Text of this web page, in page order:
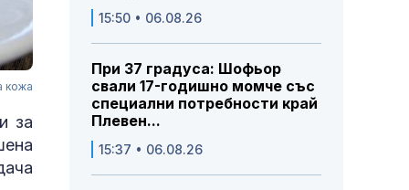
кожа
за
15:50 • 06.08.26
При 37 градуса: Шофьор
свали 17-годишно момче със
специални потребности край
Плевен...
15:37 • 06.08.26